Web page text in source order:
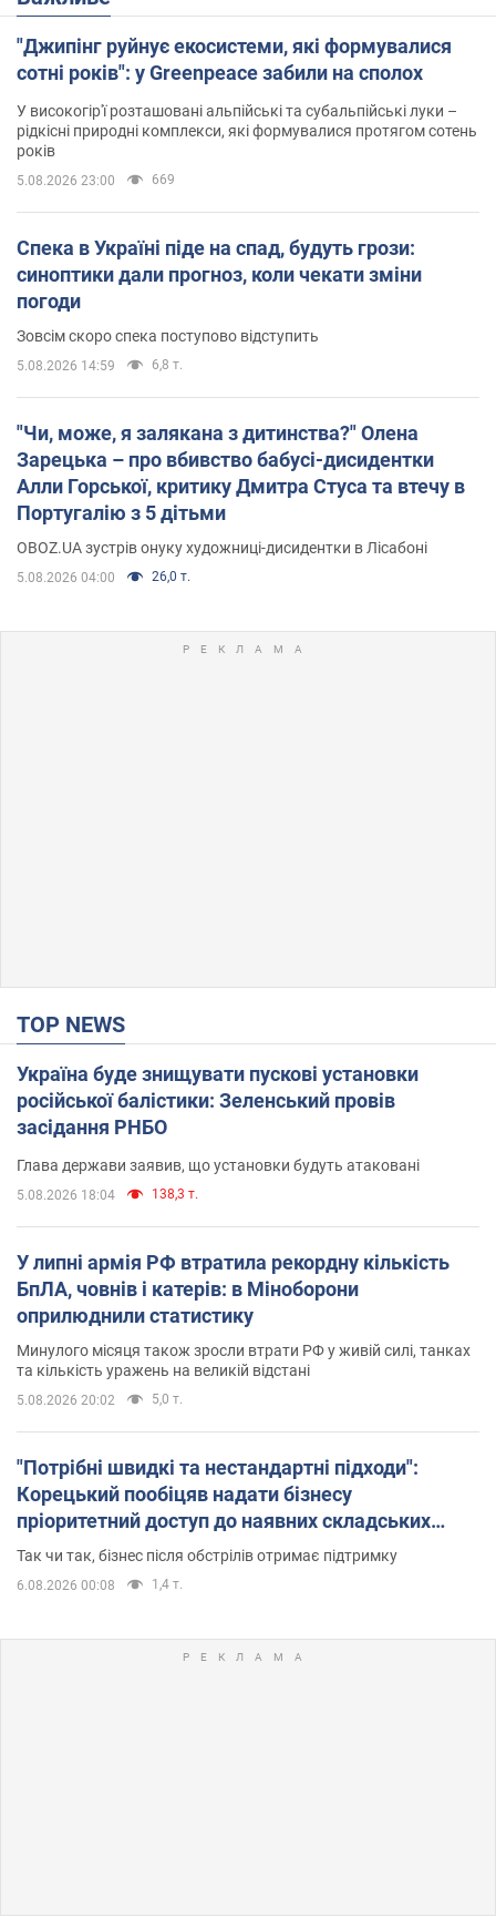
"Джипінг руйнує екосистеми, які формувалися
сотні років": у Greenpeace забили на сполох
У високогір'ї розташовані альпійські та субальпійські луки –
рідкісні природні комплекси, які формувалися протягом сотень
років
5.08.2026 23:00 669
Спека в Україні піде на спад, будуть грози:
синоптики дали прогноз, коли чекати зміни
погоди
Зовсім скоро спека поступово відступить
5.08.2026 14:59 6,8 т.
"Чи, може, я залякана з дитинства?" Олена
Зарецька – про вбивство бабусі-дисидентки
Алли Горської, критику Дмитра Стуса та втечу в
Португалію з 5 дітьми
OBOZ.UA зустрів онуку художниці-дисидентки в Лісабоні
5.08.2026 04:00 26,0 т.
TOP NEWS
Україна буде знищувати пускові установки
російської балістики: Зеленський провів
засідання РНБО
Глава держави заявив, що установки будуть атаковані
5.08.2026 18:04 138,3 т.
У липні армія РФ втратила рекордну кількість
БпЛА, човнів і катерів: в Міноборони
оприлюднили статистику
Минулого місяця також зросли втрати РФ у живій силі, танках
та кількість уражень на великій відстані
5.08.2026 20:02 5,0 т.
"Потрібні швидкі та нестандартні підходи":
Корецький пообіцяв надати бізнесу
пріоритетний доступ до наявних складських
приміщень
Так чи так, бізнес після обстрілів отримає підтримку
6.08.2026 00:08 1,4 т.